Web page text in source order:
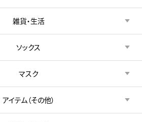
雑貨・生活
ソックス
マスク
アイテム（その他）